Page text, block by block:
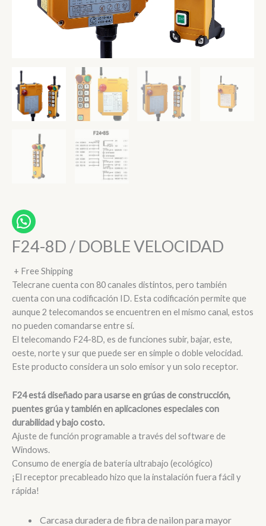
F24-8D / DOBLE VELOCIDAD
+ Free Shipping
Telecrane cuenta con 80 canales distintos, pero también
cuenta con una codificación ID. Esta codificación permite que
aunque 2 telecomandos se encuentren en el mismo canal, estos
no pueden comandarse entre sí.
El telecomando F24-8D, es de funciones subir, bajar, este,
oeste, norte y sur que puede ser en simple o doble velocidad.
Este producto considera un solo emisor y un solo receptor.
F24 está diseñado para usarse en grúas de construcción,
puentes grúa y también en aplicaciones especiales con
durabilidad y bajo costo.
Ajuste de función programable a través del software de
Windows.
Consumo de energía de batería ultrabajo (ecológico)
¡El receptor precableado hizo que la instalación fuera fácil y
rápida!
Carcasa duradera de fibra de nailon para mayor